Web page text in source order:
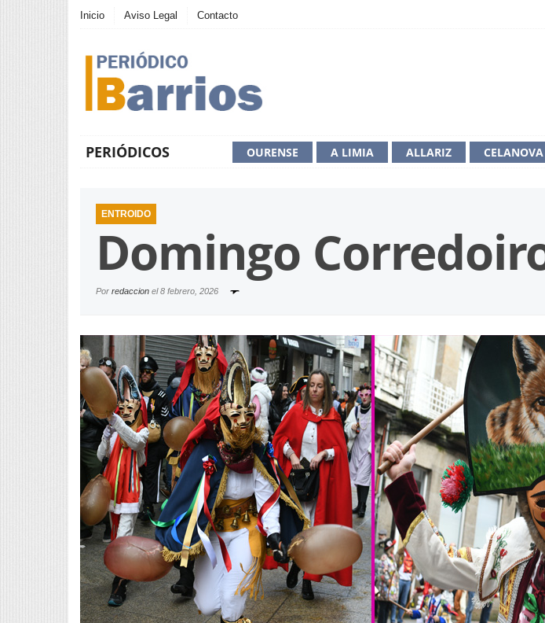
Inicio Aviso Legal Contacto
PERIÓDICOS CELANOVA
ALLARIZ
A LIMIA
OURENSE
ENTROIDO
Domingo
Por redaccion el8 febrero, 2026